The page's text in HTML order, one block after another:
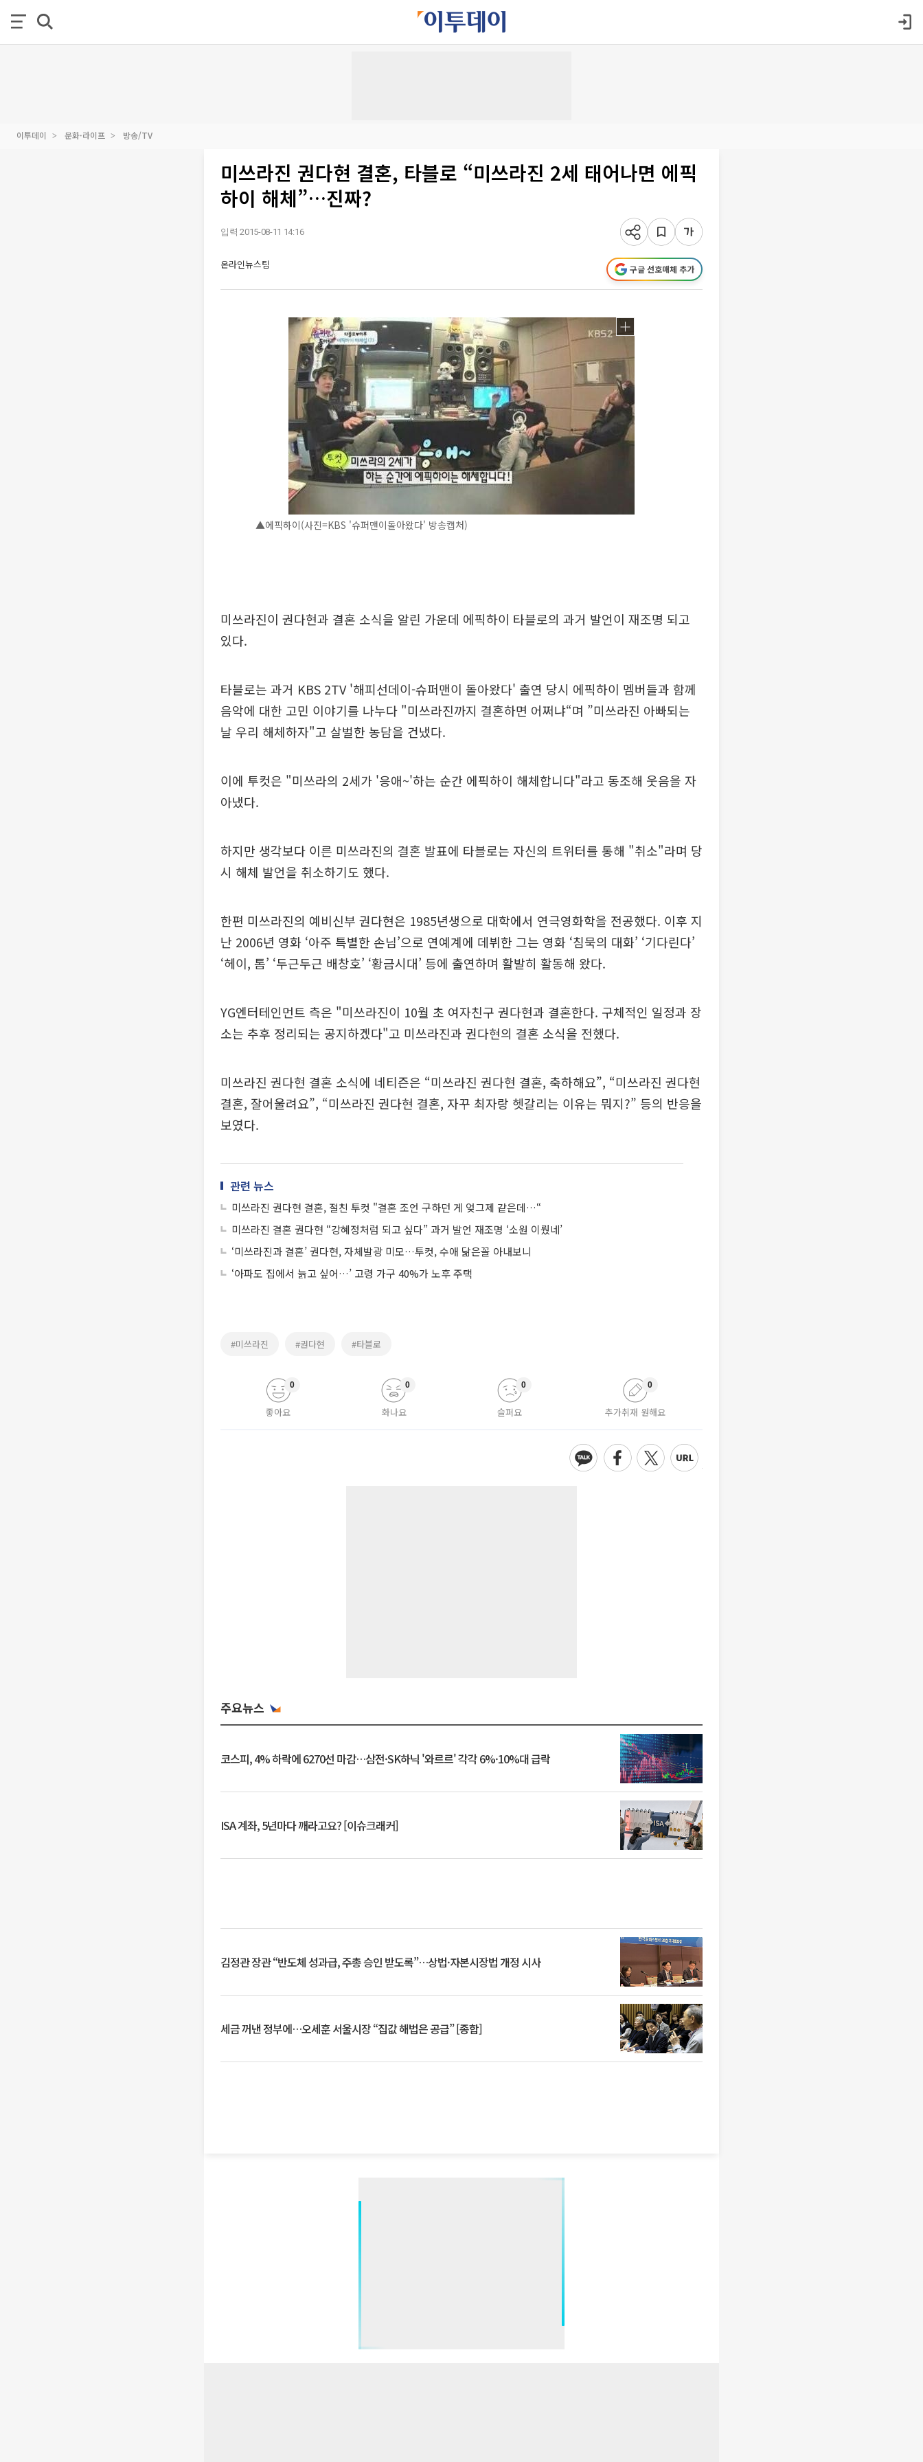
이투데이 문화·라이프 방송/TV
미쓰라진 권다현 결혼, 타블로 “미쓰라진 2세 태어나면 에픽
하이 해체”…진짜?
입력 2015-08-11 14:16
온라인뉴스팀 구글 선호매체 추가
▲에픽하이(사진=KBS '슈퍼맨이돌아왔다' 방송캡처)
미쓰라진이 권다현과 결혼 소식을 알린 가운데 에픽하이 타블로의 과거 발언이 재조명 되고
있다.
타블로는 과거 KBS 2TV '해피선데이-슈퍼맨이 돌아왔다' 출연 당시 에픽하이 멤버들과 함께
음악에 대한 고민 이야기를 나누다 "미쓰라진까지 결혼하면 어쩌냐“며 ”미쓰라진 아빠되는
날 우리 해체하자"고 살벌한 농담을 건냈다.
이에 투컷은 "미쓰라의 2세가 '응애~'하는 순간 에픽하이 해체합니다"라고 동조해 웃음을 자
아냈다.
하지만 생각보다 이른 미쓰라진의 결혼 발표에 타블로는 자신의 트위터를 통해 "취소"라며 당
시 해체 발언을 취소하기도 했다.
한편 미쓰라진의 예비신부 권다현은 1985년생으로 대학에서 연극영화학을 전공했다. 이후 지
난 2006년 영화 ‘아주 특별한 손님’으로 연예계에 데뷔한 그는 영화 ‘침묵의 대화’ ‘기다린다’
‘헤이, 톰’ ‘두근두근 배창호’ ‘황금시대’ 등에 출연하며 활발히 활동해 왔다.
YG엔터테인먼트 측은 "미쓰라진이 10월 초 여자친구 권다현과 결혼한다. 구체적인 일정과 장
소는 추후 정리되는 공지하겠다"고 미쓰라진과 권다현의 결혼 소식을 전했다.
미쓰라진 권다현 결혼 소식에 네티즌은 “미쓰라진 권다현 결혼, 축하해요”, “미쓰라진 권다현
결혼, 잘어울려요”, “미쓰라진 권다현 결혼, 자꾸 최자랑 헷갈리는 이유는 뭐지?” 등의 반응을
보였다.
관련 뉴스
미쓰라진 권다현 결혼, 절친 투컷 "결혼 조언 구하던 게 엊그제 같은데…“
미쓰라진 결혼 권다현 “강혜정처럼 되고 싶다” 과거 발언 재조명 ‘소원 이뤘네’
‘미쓰라진과 결혼’ 권다현, 자체발광 미모…투컷, 수애 닮은꼴 아내보니
‘아파도 집에서 늙고 싶어…’ 고령 가구 40%가 노후 주택
#미쓰라진 #권다현 #타블로
좋아요
0
화나요
0
슬퍼요
0
추가취재 원해요
0
주요뉴스
코스피, 4% 하락에 6270선 마감…삼전·SK하닉 '와르르' 각각 6%·10%대 급락
ISA 계좌, 5년마다 깨라고요? [이슈크래커]
김정관 장관 “반도체 성과급, 주총 승인 받도록”…상법·자본시장법 개정 시사
세금 꺼낸 정부에…오세훈 서울시장 “집값 해법은 공급” [종합]